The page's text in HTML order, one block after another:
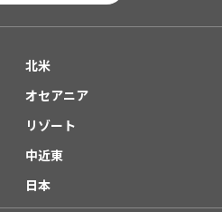
北米
オセアニア
リゾート
中近東
日本